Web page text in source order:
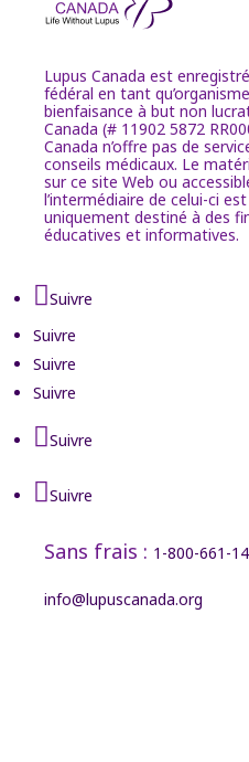
Lupus Canada est
fédéral en tant
bienfaisance à but non
Canada (# 11902 5872
Canada n’offre pas de
conseils médicaux. Le
sur ce site Web ou
l’intermédiaire de celui-ci est
uniquement destiné à des
éducatives et informatives.
Suivre
Suivre
Suivre
Suivre
Suivre
Suivre
Sans frais : 1-800-661-
info@lupuscanada.org